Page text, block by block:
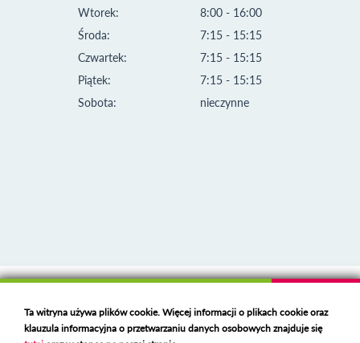
Wtorek:
Środa:
Czwartek:
Piątek:
Sobota:
8:00 - 16:00
7:15 - 15:15
7:15 - 15:15
7:15 - 15:15
nieczynne
Deklaracja dostępności
Polski serwer RBLhttps://polspam.pl/
Ta witryna używa plików cookie. Więcej informacji o plikach cookie oraz
klauzula informacyjna o przetwarzaniu danych osobowych znajduje się